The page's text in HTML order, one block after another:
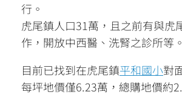
行。
虎尾鎮人口31萬，且之前有與虎
作，開放中西醫、洗腎之診所等。
目前已找到在虎尾鎮平和國小對
每坪地價僅6.23萬，總購地價約